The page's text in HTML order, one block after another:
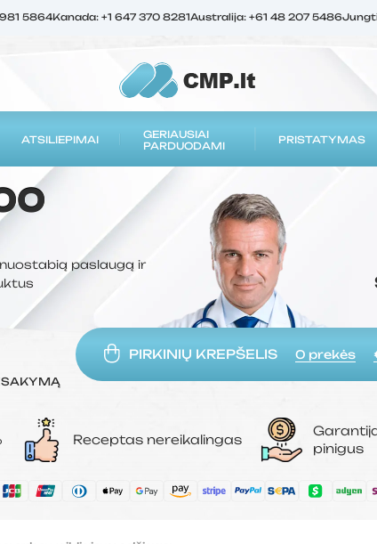
5864Kanada: +1 647 370 8281Australija: +61 48 207 5486
ATSILIEPIMAI
GERIAUSIAI
PARDUODAMI
PRISTATYMAS
paslaugą ir
PIRKINIŲ KREPŠELIS 0 prekės
Receptas nereikalingas
pinigus